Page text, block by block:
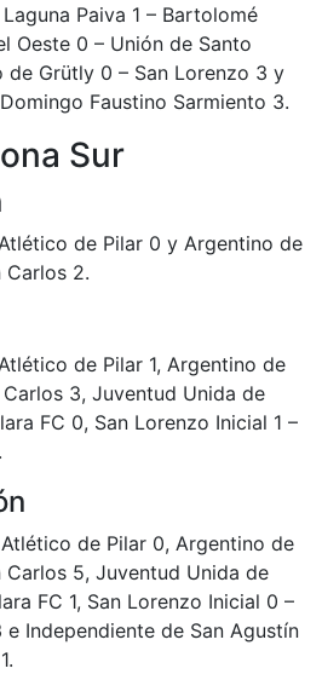
Paiva 1 – Bartolomé
Oeste 0 – Unión de Santo
Grütly 0 – San Lorenzo 3 y
Faustino Sarmiento 3.
Sur
de Pilar 0 y Argentino de
Carlos 2.
de Pilar 1, Argentino de
3, Juventud Unida de
FC 0, San Lorenzo Inicial 1 –
de Pilar 0, Argentino de
Carlos 5, Juventud Unida de
FC 1, San Lorenzo Inicial 0 –
Independiente de San Agustín